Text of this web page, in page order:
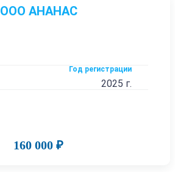
ООО АНАНАС
Год регистрации
2025 г.
160 000 ₽